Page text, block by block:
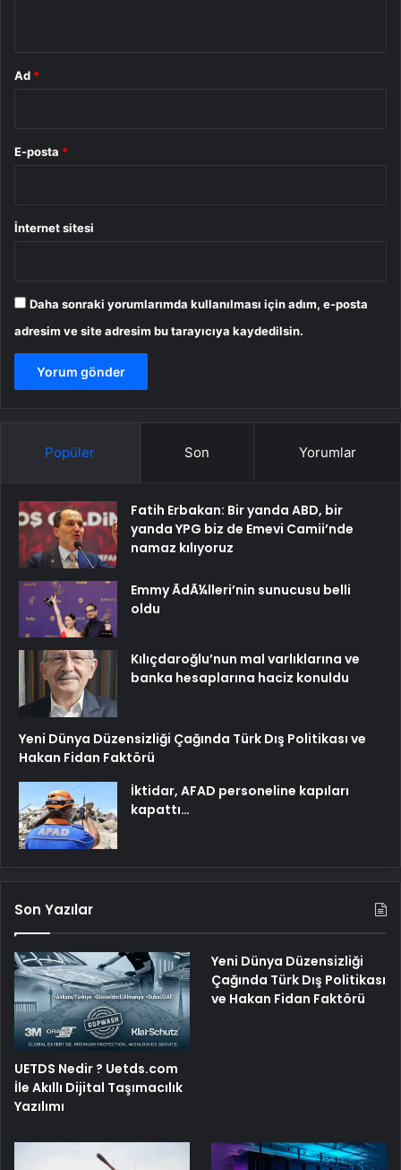
Ad *
E-posta *
İnternet sitesi
Daha sonraki yorumlarımda kullanılması için adım, e-posta
adresim ve site adresim bu tarayıcıya kaydedilsin.
Popüler Son Yorumlar
Fatih Erbakan: Bir yanda ABD, bir
yanda YPG biz de Emevi Camii’nde
namaz kılıyoruz
Emmy ÃdÃ¼lleri’nin sunucusu belli
oldu
Kılıçdaroğlu’nun mal varlıklarına ve
banka hesaplarına haciz konuldu
Yeni Dünya Düzensizliği Çağında Türk Dış Politikası ve
Hakan Fidan Faktörü
İktidar, AFAD personeline kapıları
kapattı…
Son Yazılar
UETDS Nedir ? Uetds.com
İle Akıllı Dijital Taşımacılık
Yazılımı
Yeni Dünya Düzensizliği
Çağında Türk Dış Politikası
ve Hakan Fidan Faktörü